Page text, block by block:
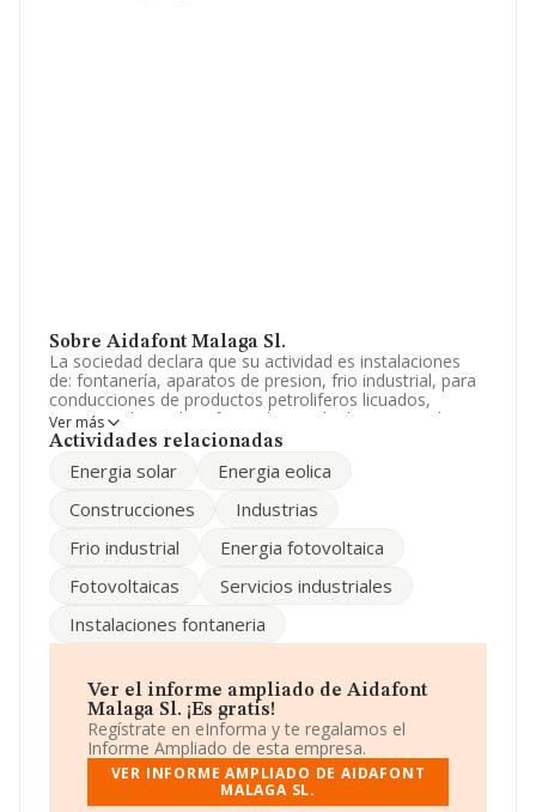
Sobre Aidafont Malaga Sl.
La sociedad declara que su actividad es instalaciones
de: fontanería, aparatos de presion, frio industrial, para
conducciones de productos petroliferos licuados,
energia solar, eolica, fotovoltaica, de depuracion de
productos de todo tipo y agua caliente sanit. La
actividad CNAE como 'Fontanería, instalaciones de
4322. La sociedad no tiene actividad en mercados
número de identificación fiscal B93002533, tiene su
(29010), Málaga, Andalucía.
empresas pertenecientes al sector, a nivel nacional la
facturación asciende a 9.687 millones de euros y se
estima que el promedio de la facturación entre todas
las empresas es de 316 mil euros. Respecto a la
información de la provincia (hablamos de Málaga), en la
base de datos de INFORMA aparecen 1036 empresas,
con ventas de 251 millones de euros. Para aportar
Ver más
Actividades relacionadas
Energia solar
Energia eolica
Construcciones
Industrias
Frio industrial
Energia fotovoltaica
Fotovoltaicas
Servicios industriales
Instalaciones fontaneria
Ver el informe ampliado de Aidafont
Malaga Sl. ¡Es gratis!
Regístrate en eInforma y te regalamos el
Informe Ampliado de esta empresa.
VER INFORME AMPLIADO DE AIDAFONT
MALAGA SL.